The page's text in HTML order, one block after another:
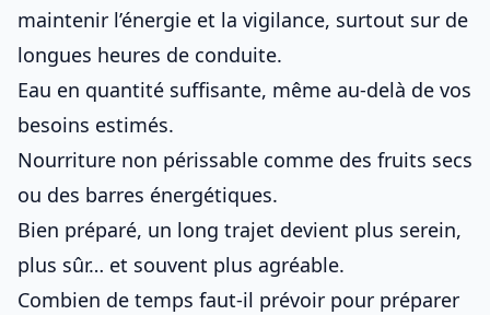
maintenir l’énergie et la vigilance, surtout sur de
longues heures de conduite.
Eau en quantité suffisante, même au-delà de vos
besoins estimés.
Nourriture non périssable comme des fruits secs
ou des barres énergétiques.
Bien préparé, un long trajet devient plus serein,
plus sûr… et souvent plus agréable.
Combien de temps faut-il prévoir pour préparer